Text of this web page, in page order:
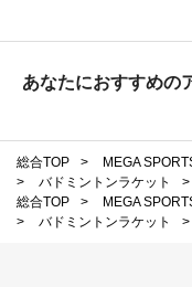
あなたにおすすめの
総合TOP > MEGA
>
バドミントンラケット >
総合TOP
> MEGA
>
バドミントンラケット >